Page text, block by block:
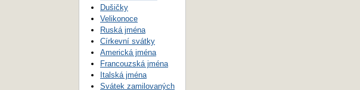
Dušičky
Velikonoce
Ruská jména
Církevní svátky
Americká jména
Francouzská jména
Italská jména
Svátek zamilovaných